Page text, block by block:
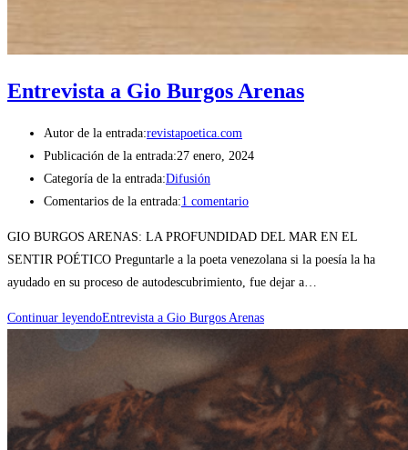
Entrevista a Gio Burgos Arenas
Autor de la entrada:revistapoetica.com
Publicación de la entrada:27 enero, 2024
Categoría de la entrada:Difusión
Comentarios de la entrada:1 comentario
GIO BURGOS ARENAS: LA PROFUNDIDAD DEL MAR EN EL
SENTIR POÉTICO Preguntarle a la poeta venezolana si la poesía la ha
ayudado en su proceso de autodescubrimiento, fue dejar a…
Continuar leyendoEntrevista a Gio Burgos Arenas